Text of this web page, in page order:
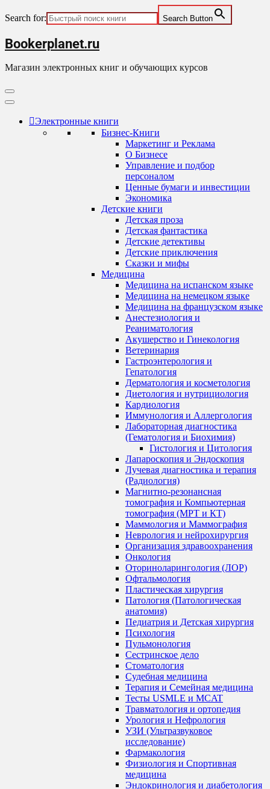
Search for: Search Button
Skip
to
content
Bookerplanet.ru
Магазин электронных книг и обучающих курсов
Primary
Menu
Электронные книги
Бизнес-Книги
Маркетинг и Реклама
О Бизнесе
Управление и подбор
персоналом
Ценные бумаги и инвестиции
Экономика
Детские книги
Детская проза
Детская фантастика
Детские детективы
Детские приключения
Сказки и мифы
Медицина
Медицина на испанском языке
Медицина на немецком языке
Медицина на французском языке
Анестезиология и
Реаниматология
Акушерство и Гинекология
Ветеринария
Гастроэнтерология и
Гепатология
Дерматология и косметология
Диетология и нутрициология
Кардиология
Иммунология и Аллергология
Лабораторная диагностика
(Гематология и Биохимия)
Гистология и Цитология
Лапароскопия и Эндоскопия
Лучевая диагностика и терапия
(Радиология)
Магнитно-резонансная
томография и Компьютерная
томография (МРТ и КТ)
Маммология и Маммография
Неврология и нейрохирургия
Организация здравоохранения
Онкология
Оториноларингология (ЛОР)
Офтальмология
Пластическая хирургия
Патология (Патологическая
анатомия)
Педиатрия и Детская хирургия
Психология
Пульмонология
Сестринское дело
Стоматология
Судебная медицина
Терапия и Семейная медицина
Тесты USMLE и MCAT
Травматология и ортопедия
Урология и Нефрология
УЗИ (Ультразвуковое
исследование)
Фармакология
Физиология и Спортивная
медицина
Эндокринология и диабетология